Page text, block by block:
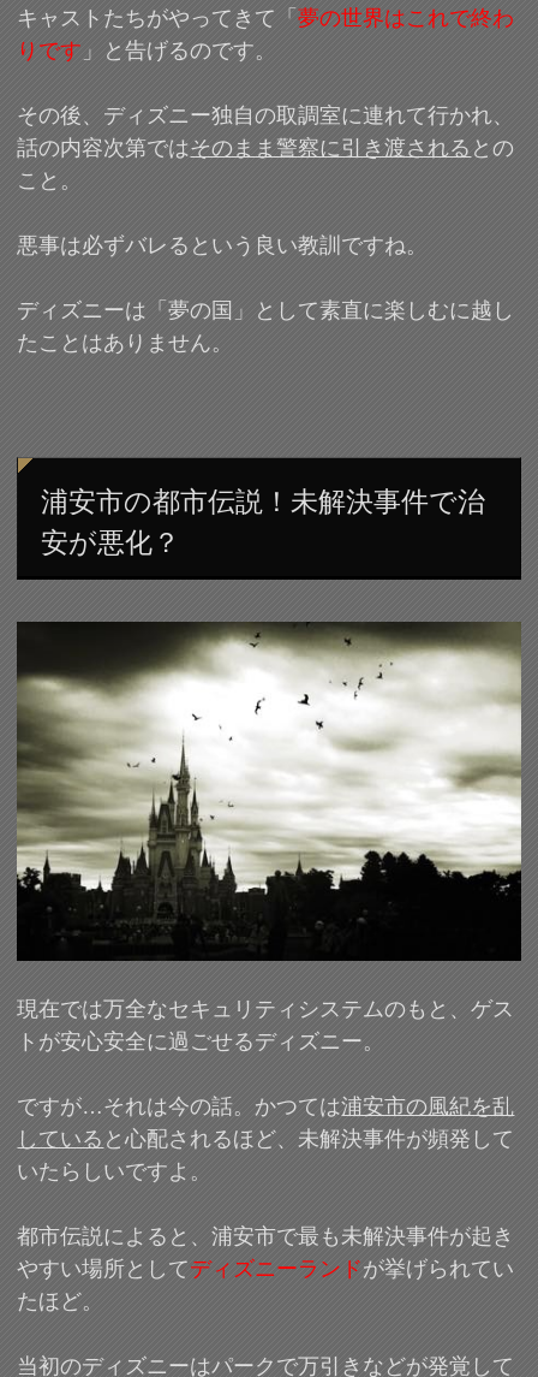
キャストたちがやってきて「夢の世界はこれで終わ
りです 」と告げるのです。
その後、ディズニー独自の取調室に連れて行かれ、
話の内容次第ではそのまま警察に引き渡される との
こと。
悪事は必ずバレるという良い教訓ですね。
ディズニーは「夢の国」として素直に楽しむに越し
たことはありません。
浦安市の都市伝説！未解決事件で治
安が悪化？
現在では万全なセキュリティシステムのもと、ゲス
トが安心安全に過ごせるディズニー。
ですが…それは今の話。かつては浦安市の風紀を乱
している と心配されるほど、未解決事件が頻発して
いたらしいですよ。
都市伝説によると、浦安市で最も未解決事件が起き
やすい場所としてディズニーランドが挙げられてい
たほど。
当初のディズニーはパークで万引きなどが発覚して